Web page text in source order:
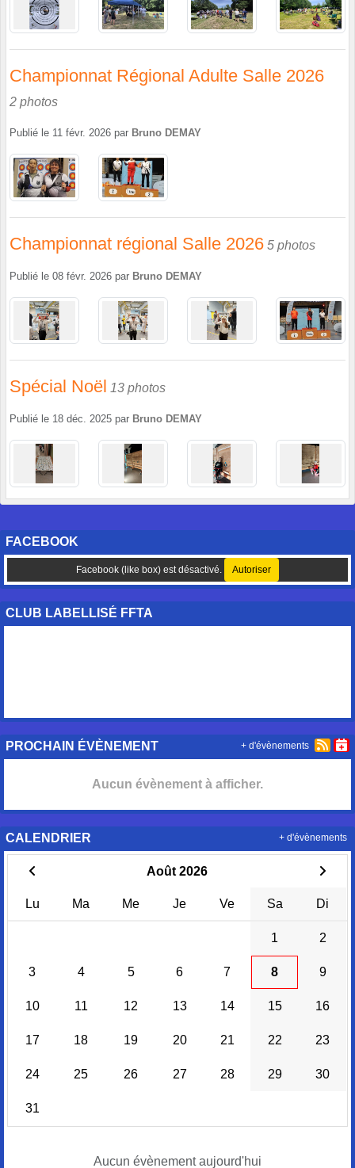
Championnat Régional Adulte Salle 2026
2 photos
Publié le 11 févr. 2026 par Bruno DEMAY
Championnat régional Salle 2026 5 photos
Publié le 08 févr. 2026 par Bruno DEMAY
Spécial Noël 13 photos
Publié le 18 déc. 2025 par Bruno DEMAY
FACEBOOK
Facebook (like box) est désactivé. Autoriser
CLUB LABELLISÉ FFTA
PROCHAIN ÉVÈNEMENT
Aucun évènement à afficher.
+ d'évènements
CALENDRIER
Août 2026
Lu Ma Me Je Ve Sa Di
1 2
3 4 5 6 7 8 9
10 11 12 13 14 15 16
17 18 19 20 21 22 23
24 25 26 27 28 29 30
31
Aucun évènement aujourd'hui
+ d'évènements